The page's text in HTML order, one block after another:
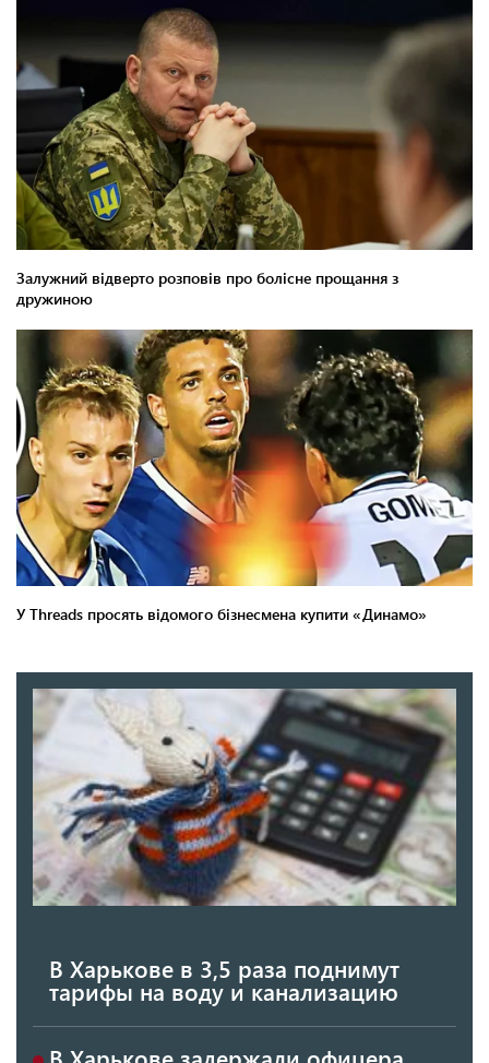
В Харькове в 3,5 раза поднимут
тарифы на воду и канализацию